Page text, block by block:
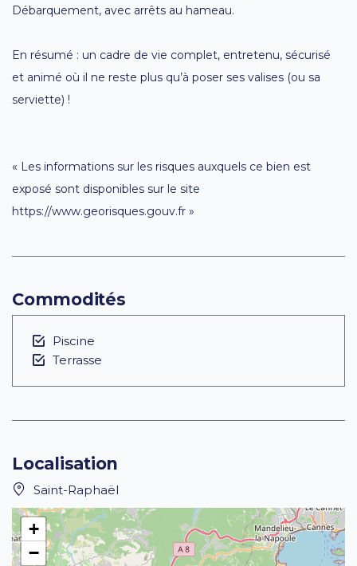
Débarquement, avec arrêts au hameau.
En résumé : un cadre de vie complet, entretenu, sécurisé
et animé où il ne reste plus qu’à poser ses valises (ou sa
serviette) !
« Les informations sur les risques auxquels ce bien est
exposé sont disponibles sur le site
https://www.georisques.gouv.fr »
Commodités
Piscine
Terrasse
Localisation
Saint-Raphaël
+
−